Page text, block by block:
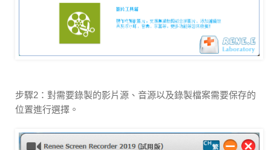
步驟2：對需要錄製的影片源、音源以及錄製檔案需要保存的
位置進行選擇。